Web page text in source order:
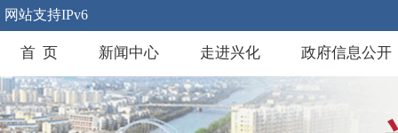
网站支持IPv6
首 页 新闻中心 走进兴化 政府信息公开